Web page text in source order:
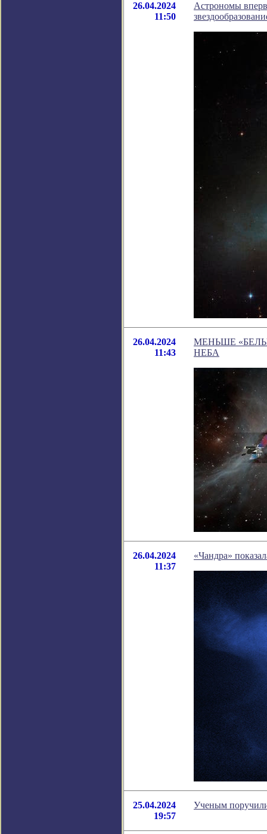
26.04.2024
11:50
Астрономы
26.04.2024
11:43
МЕНЬШЕ
НЕБА
26.04.2024
11:37
«Чандра»
25.04.2024
19:57
Ученым